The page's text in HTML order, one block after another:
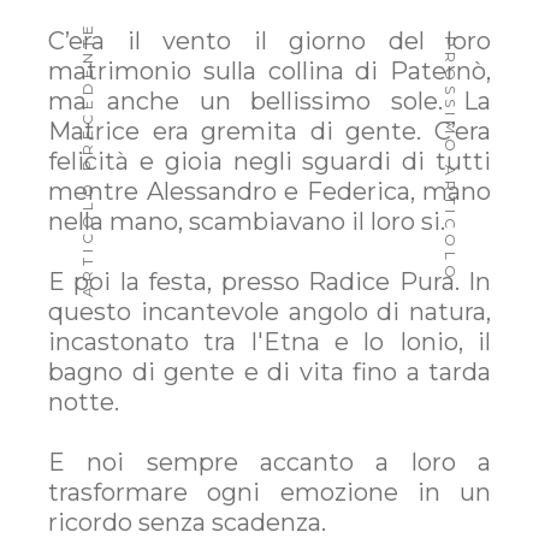
C’era il vento il giorno del loro
matrimonio sulla collina di Paternò,
ma anche un bellissimo sole. La
Matrice era gremita di gente. C’era
felicità e gioia negli sguardi di tutti
mentre Alessandro e Federica, mano
nella mano, scambiavano il loro si.
E poi la festa, presso Radice Pura. In
questo incantevole angolo di natura,
incastonato tra l'Etna e lo Ionio, il
bagno di gente e di vita fino a tarda
notte.
E noi sempre accanto a loro a
trasformare ogni emozione in un
ricordo senza scadenza.
ARTICOLO PRECEDENTE PROSSIMO ARTICOLO
ABOUT
PORTFOLIO
SERVIZI
ELABOOTH
CONTATTI
PRESS